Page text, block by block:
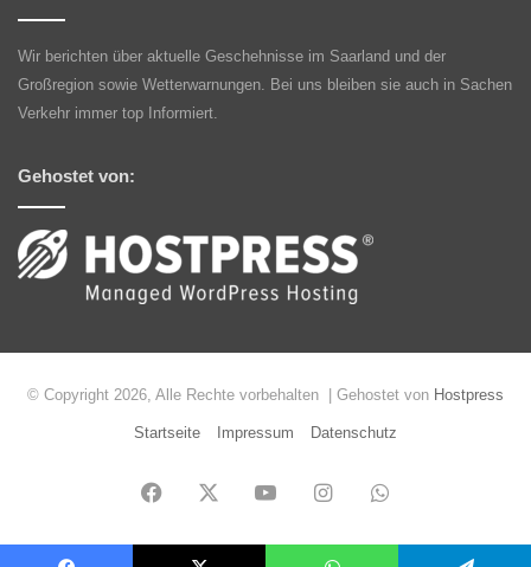
Wir berichten über aktuelle Geschehnisse im Saarland und der
Großregion sowie Wetterwarnungen. Bei uns bleiben sie auch in Sachen
Verkehr immer top Informiert.
Gehostet von:
© Copyright 2026, Alle Rechte vorbehalten | Gehostet von Hostpress
Startseite Impressum Datenschutz
Facebook YouTubeInstagramWhatsApp